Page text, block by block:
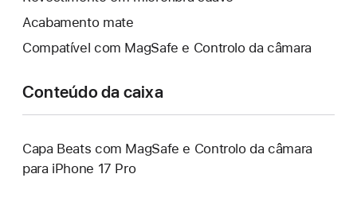
Acabamento mate
Compatível com MagSafe e Controlo da câmara
Conteúdo da caixa
Capa Beats com MagSafe e Controlo da câmara
para iPhone 17 Pro